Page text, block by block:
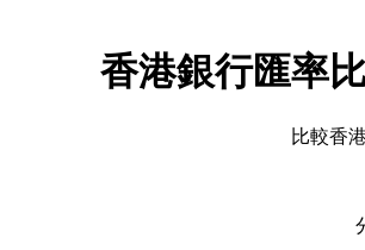
香港銀行匯率
比較香